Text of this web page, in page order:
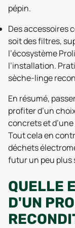
pépin.
Des accessoires
soit des filtres,
l’écosystème
l’installation.
sèche-linge
En résumé,
profiter d’un
concrets et
Tout cela en
déchets
futur un peu plus
QUELLE
D'UN